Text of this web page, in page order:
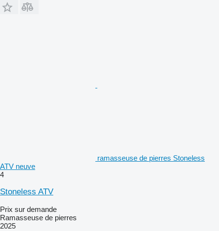
ramasseuse de pierres Stoneless
ATV neuve
4
Stoneless ATV
Prix sur demande
Ramasseuse de pierres
2025